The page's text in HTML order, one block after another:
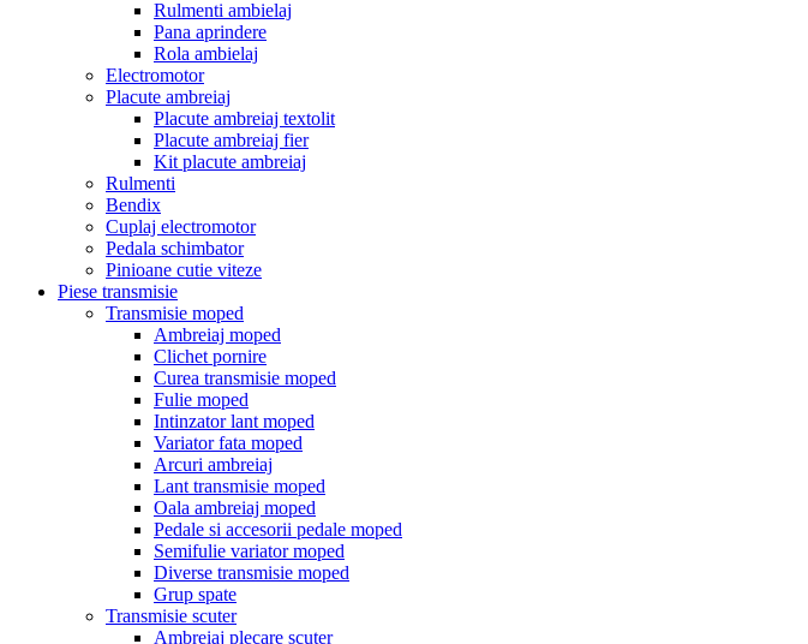
Rulmenti ambielaj
Pana aprindere
Rola ambielaj
Electromotor
Placute ambreiaj
Placute ambreiaj textolit
Placute ambreiaj fier
Kit placute ambreiaj
Rulmenti
Bendix
Cuplaj electromotor
Pedala schimbator
Pinioane cutie viteze
Piese transmisie
Transmisie moped
Ambreiaj moped
Clichet pornire
Curea transmisie moped
Fulie moped
Intinzator lant moped
Variator fata moped
Arcuri ambreiaj
Lant transmisie moped
Oala ambreiaj moped
Pedale si accesorii pedale moped
Semifulie variator moped
Diverse transmisie moped
Grup spate
Transmisie scuter
Ambreiaj plecare scuter